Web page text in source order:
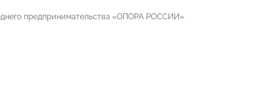
предпринимательства «ОПОРА РОССИИ»